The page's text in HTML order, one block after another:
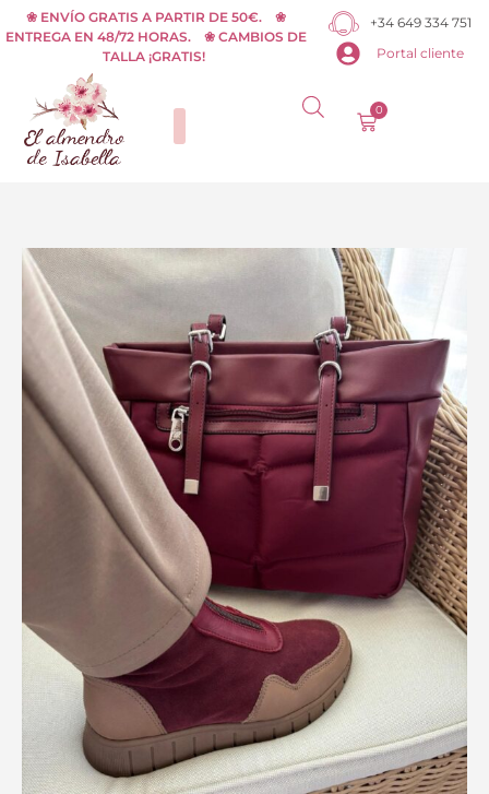
al
contenido
❀ ENVÍO GRATIS A PARTIR DE 50€. ❀
ENTREGA EN 48/72 HORAS. ❀ CAMBIOS DE
TALLA ¡GRATIS!
+34 649 334 751
Portal cliente
0
Carrito